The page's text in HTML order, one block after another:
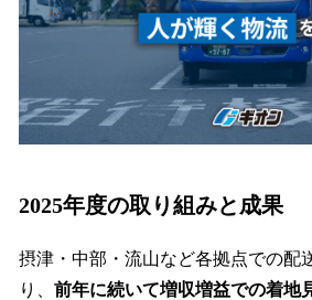
2025年度の取り組みと成果
摂津・中部・流山など各拠点での配
り、 前年に続いて増収増益での着地